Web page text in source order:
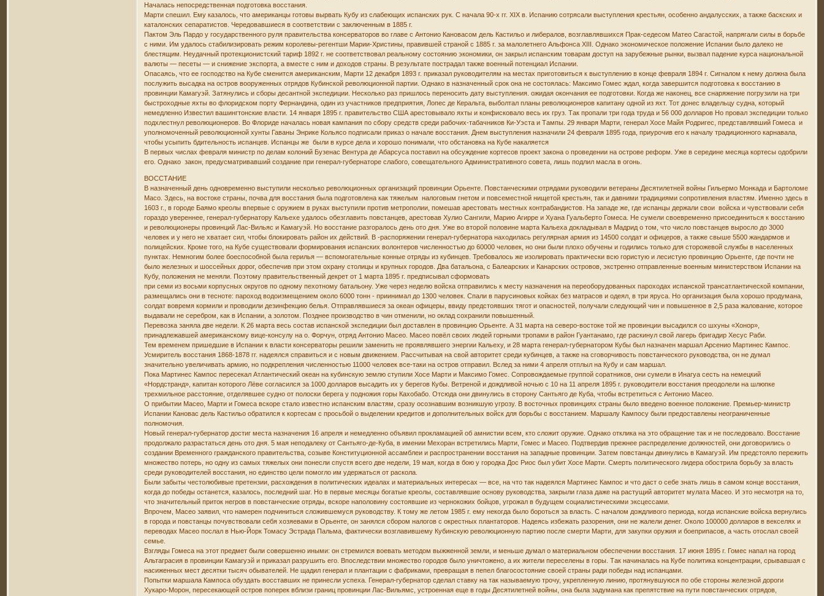
Началась непосредственная подготовка восстания.
Марти спешил. Ему казалось, что американцы готовы вырвать Кубу из слабеющих испанских рук. С начала 90-х гг. XIX в. Испанию сотрясали выступления крестьян, особенно андалусских, а также баскских и
каталонских сепаратистов. Чередовавшиеся в соответствии с заключенным в 1885 г.
Пактом Эль Пардо у государственного руля правительства консерваторов во главе с Антонио Кановасом дель Кастильо и либералов, возглавлявшихся Прак-седесом Матео Сагастой, напрягали силы в борьбе
с ними. Им удалось стабилизировать режим королевы-регентши Марии-Христины, правившей страной с 1885 г. за малолетнего Альфонса XIII. Однако экономическое положение Испании было далеко не
блестящим. Неудачный протекционистский тариф 1892 г. не соответствовал реальному состоянию экономики, он закрыл испанским товарам доступ на зарубежные рынки, вызвал падение курса национальной
валюты — песеты — и снижение экспорта, а вместе с ним и доходов страны. В результате пострадал также военный потенциал Испании.
Опасаясь, что ее господство на Кубе сменится американским, Марти 12 декабря 1893 г. приказал руководителям на местах приготовиться к выступлению в конце февраля 1894 г. Сигналом к нему должна была
послужить высадка на остров вооруженных отрядов Кубинской революционной партии. Однако в назначенный срок она не состоялась: Максимо Гомес ждал, когда завершится подготовка к восстанию в
провинции Камагуэй. Затянулись и сборы десантной экспедиции. Несколько раз пришлось переносить дату выступления. ожидая окончания ее подготовки. Когда же наконец, все снаряжение погрузили на три
быстроходные яхты во флоридском порту Фернандина, один из участников предприятия, Лопес де Керальта, выболтал планы революционеров капитану одной из яхт. Тот донес владельцу судна, который
немедленно Известил вашингтонские власти. 14 января 1895 г. правительство США арестовывало яхты и конфисковало весь их груз. Так пропали три года труда и 56 000 долларов Но провал экспедиции только
подхлестнул революционеров. Во Флориде началась новая кампания по сбору средств среди рабочих-табачников Ки-Уэста и Тампы. 29 января Марти, генерал Хосе Майя Родригес, представлявший Гомеса и
уполномоченный революционной хунты Гаваны Энрике Кольясо подписали приказ о начале восстания. Днем выступления назначили 24 февраля 1895 года, приурочив его к началу традиционного карнавала,
чтобы усыпить бдительность испанцев. Испанцы же были в курсе дела и хорошо понимали, что обстановка на Кубе накаляется
В первых числах февраля министр по делам колоний Бузенас Вентура де Абарсуса поставил на обсуждение кортесов проект закона о проведении на острове реформ. Уже в середине месяца кортесы одобрили
его. Однако закон, предусматривавший создание при генерал-губернаторе слабого, совещательного Административного совета, лишь подлил масла в огонь.
ВОССТАНИЕ
В назначенный день одновременно выступили несколько революционных организаций провинции Орьенте. Повстанческими отрядами руководили ветераны Десятилетней войны Гильермо Монкада и Бартоломе
Мaco. Здесь, на востоке страны, почва для восстания была подготовлена как тяжелым налоговым гнетом и повсеместной нищетой крестьян, так и давними традициями сопротивления властям. Именно здесь в
1603 г., в городе Баямо креолы впервые с оружием в руках выступили против метрополии, помешав арестовать местных контрабандистов. На западе же, где испанцы держали свои войска и чувствовали себя
гораздо увереннее, генерал-губернатору Кальехе удалось обезглавить повстанцев, арестовав Хулио Сангили, Марию Агирре и Хуана Гуальберто Гомеса. Не сумели своевременно присоединиться к восстанию
и революционеры провинций Лас-Вильяс и Камагуэй. Но восстание разгоралось день ото дня. Уже во второй половине марта Кальеха докладывал в Мадрид о том, что число повстанцев выросло до 3000
человек и у него не хватает сил, чтобы блокировать район их действий. В -распоряжении генерал-губернатора находилась регулярная армия из 14500 солдат и офицеров, а также свыше 5500 жандармов и
полицейских. Кроме того, на Кубе существовали формирования испанских волонтеров численностъю до 60000 человек, но они были плохо обучены и годились только для сторожевой службы в населенных
пунктах. Немногим более боеспособной была герилья — вспомогательные конные отряды из кубинцев. Требовалось же изолировать практически всю гористую и лесистую провинцию Орьенте, где почти не
было железных и шоссейных дорог, обеспечив при этом охрану столицы и крупных городов. Два батальона, с Балеарских и Канарских островов, экстренно отправленные военным министерством Испании на
Кубу, положения не меняли. Поэтому правительственный декрет от 1 марта 1895 г. предписывал сформовать
при семи из восьми корпусных округов по одному пехотному батальону. Уже через неделю войска отправились к месту назначения на переоборудованных пароходах испанской трансатлантической компании,
размещались они в тесноте: пароход водоизмещением около 6000 тонн - приинимал до 1300 человек. Спали в парусиновых койках без матрасов и одеял, в три яруса. Но организация была хорошо продумана,
солдат вовремя кормили и проводили дезинфекцию белья. Отправлявшиеся за океан офицеры, ввиду предстоявших тягот и опасностей, получали следующий чин и повышенное в 2,5 раза жалование, которое
выдавали не серебром, как в Испании, а золотом. Позднее производство в чин отменили, но оклад сохранили повышенный.
Перевозка заняла две недели. К 26 марта весь состав испанской экспедиции был доставлен в провинцию Орьенте. А 31 марта на северо-востоке той же провинции высадился со шхуны «Хонор»,
принадлежавшей американскому вице-консулу на о. Форчун, отряд Антонио Масео. Масео повёл своих людей горными тропами в район Гуантанамо, где раскинул свой лагерь бригадир Хесус Раби.
Тем временем пришедшие в Испании к власти консерваторы решили заменить не проявлявшего энергии Кальеху, и 28 марта генерал-губернатором Кубы был назначен маршал Арсенио Мартинес Кампос.
Усмиритель восстания 1868-1878 гг. надеялся справиться и с новым движением. Рассчитывая на свой авторитет среди кубинцев, а также на сговорчивость повстанческого руководства, он не думал
значительно увеличивать армию, но подкрепления численностью 11000 человек все-таки на остров отправил. Вслед за ними 4 апреля отплыл на Кубу и сам маршал.
Пока Мартинес Кампос пересекал Атлантический океан на кубинскую землю ступили Хосе Марти и Максимо Гомес. Сопровождаемые группой соратников, они сумели в Инагуа сесть на немецкий
«Нордстранд», капитан которого Лёве согласился за 1000 долларов высадить их у берегов Кубы. Ветреной и дождливой ночью с 10 на 11 апреля 1895 г. руководители восстания преодолели на шлюпке
трехмильное расстояние, отделявшее судно от полоски берега у подножия горы Кахобабо. Отсюда они двинулись в сторону Сантьяго де Куба, чтобы встретиться с Антонио Масео.
О прибытии Масео, Марти и Гомеса вскоре стало известно испанским властям, сразу осознавшим возникшую угрозу. В восточных провинциях страны было введено военное положение. Премьер-министр
Испании Кановас дель Кастильо обратился к кортесам с просьбой о выделении кредитов и дополнительных войск для борьбы с восстанием. Маршалу Кампосу были предоставлены неограниченные
полномочия.
Новый генерал-губернатор достиг места назначения 16 апреля и немедленно объявил прокламацией об амнистии всем, кто сложит оружие. Однако отклика на это обращение так и не последовало. Восстание
продолжало разрастаться день ото дня. 5 мая неподалеку от Сантьяго-де-Куба, в имении Мехоран встретились Марти, Гомес и Масео. Подтвердив прежнее распределение должностей, они договорились о
создании Временного гражданского правительства, созыве Конституционной ассамблеи и распространении восстания на западные провинции. Затем повстанцы двинулись в Камагуэй. Им предстояло пережить
множество потерь, но одну из самых тяжелых они понесли спустя всего две недели, 19 мая, когда в бою у городка Дос Риос был убит Хосе Марти. Смерть политического лидера обострила борьбу за власть
среди руководителей восстания, но единство цели помогло им удержаться от раскола.
Были забыты честолюбивые претензии, расхождения в политических идеалах и материальных интересах — все, на что так надеялся Мартинес Кампос и что даст о себе знать лишь в самом конце восстания,
когда до победы останется, казалось, последний шаг. Но в первые месяцы богатые креолы, составлявшие основу руководства, закрыли глаза даже на растущий авторитет мулата Масео. И это несмотря на то,
что значительный приток негров в повстанческие отряды, вскоре наполовину состоявшие из чернокожих бойцов, угрожал в будущем социалистическими эксцессами.
Впрочем, Масео заявил, что намерен подчиниться сложившемуся руководству. К тому же летом 1985 г. ему некогда было бороться за власть. С началом дождливого периода, когда испанские войска вернулись
в города и повстанцы почувствовали себя хозяевами в Орьенте, он занялся сбором налогов с окрестных плантаторов. Надеясь избежать разорения, они не жалели денег. Около 100000 долларов в векселях и
переводах Масео послал в Нью-Йорк Томасу Эстрада Пальма, фактически возглавившему Кубинскую революционную партию после смерти Марти, для закупки оружия и боеприпасов, а часть отослал своей
семье.
Взгляды Гомеса на этот предмет были совершенно иными: он стремился воевать методом выжженной земли, и меньше думал о материальном обеспечении восстания. 17 июня 1895 г. Гомес напал на город
Альтаграсия в провинции Камагуэй и приказал разрушить его. Впоследствии множество городов было уничтожено, а их жители переселены в горы. Так начиналась на Кубе политика концентрации, срывавшая с
насиженных мест десятки тысяч обывателей. Не щадил генерал и плантации с фабриками, превращая в пепел благосостояние своей страны ради победы над испанцами.
Попытки маршала Кампоса обуздать восставших не принесли успеха. Генерал-губернатор сделал ставку на так называемую трочу, укрепленную линию, протянувшуюся по обе стороны железной дороги
Хукаро-Морон, пересекающей остров поперек вблизи границ провинции Лас-Вильямс, устроенная еще в годы Десятилетней войны, она была задумана как препятствие на пути повстанческих отрядов,